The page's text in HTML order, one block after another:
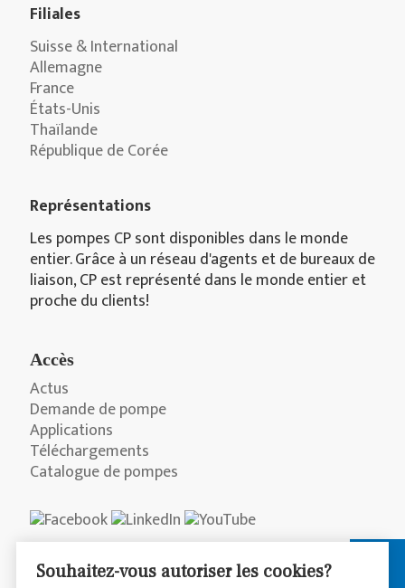
Filiales
Suisse & International
Allemagne
France
États-Unis
Thaïlande
République de Corée
Représentations
Les pompes CP sont disponibles dans le monde
entier. Grâce à un réseau d'agents et de bureaux de
liaison, CP est représenté dans le monde entier et
proche du clients!
Accès
Actus
Demande de pompe
Applications
Téléchargements
Catalogue de pompes
Souhaitez-vous autoriser les cookies?